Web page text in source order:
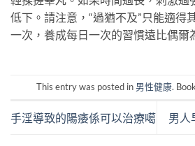
低下。請注意，“過猶不及”只能適得
一次，養成每日一次的習慣遠比偶爾
This entry was posted in 男性健康.
手淫導致的陽痿係可以治療噶 男人